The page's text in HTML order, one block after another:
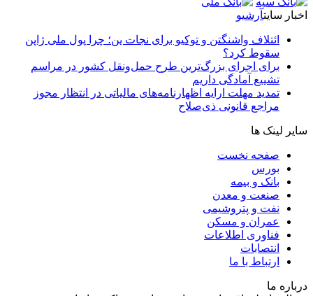
اخبار سایتآرشیو
ائتلاف واشنگتن و توکیو برای نجات ین؛ چرا پول ملی ژاپن
سقوط کرد؟
برای اجرای بزرگ‌ترین طرح حمل‌ونقل کشور در مراسم
تشییع آمادگی داریم
تمدید مهلت ارایه اظهارنامه‌های مالیاتی در انتظار مجوز
مراجع قانونی ذی‌‏صلاح
سایر لینک ها
صفحه نخست
بورس
بانک و بیمه
صنعت و معدن
نفت و پتروشیمی
عمران و مسکن
فناوری اطلاعات
انتصابات
ارتباط با ما
درباره ما